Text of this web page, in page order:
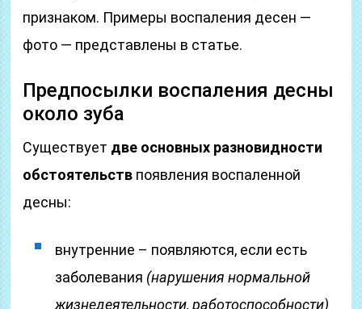
признаком. Примеры воспаления десен —
фото — представлены в статье.
Предпосылки воспаления десны
около зуба
Существует две основных разновидности
обстоятельств появления воспаленной
десны:
внутренние – появляются, если есть
заболевания (нарушения нормальной
жизнедеятельности, работоспособности)